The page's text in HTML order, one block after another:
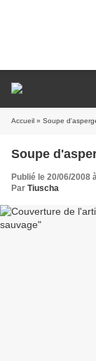
Accueil » Soupe
Soupe
Publié le 20/06/2008
Par Tiuscha